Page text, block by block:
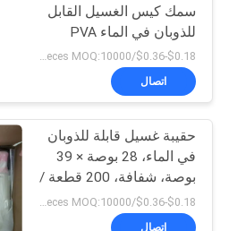
فيلم
للتحلل
15
سمك كيس الغسيل القابل
للذوبان في الماء PVA
لتطبيقات مختلفة
$0.18-$0.36/pieces MOQ:10000 قطعة
اتصال
حقيبة غسيل قابلة للذوبان
في الماء، 28 بوصة × 39
بوصة، شفافة، 200 قطعة /
صندوق
$0.18-$0.36/pieces MOQ:10000 قطعة
اتصال